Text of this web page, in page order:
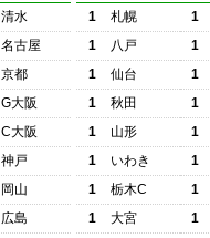
清水
名古屋
京都
G大阪
C大阪
神戸
岡山
広島
1 札幌
1
1
八戸
1
1
仙台
1
1
秋田
1
1
山形
1
1
いわき
1
1
栃木C
1
1
大宮
1